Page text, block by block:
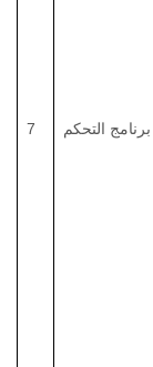
7 برنامج التحكم